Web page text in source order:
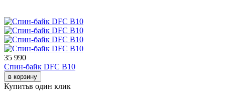
35 990
Спин-байк DFC B10
в корзину
Купитьв один клик